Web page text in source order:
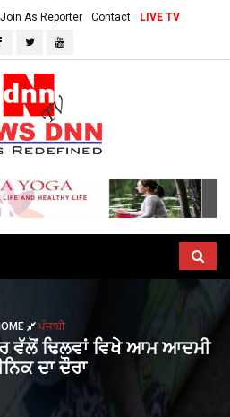
Join As Reporter Contact LIVE TV
ਪੰਜਾਬੀ
ਵੱਲੋਂ ਢਿਲਵਾਂ ਵਿਖੇ ਆਮ ਆਦਮੀ
ਦਾ ਦੌਰਾ